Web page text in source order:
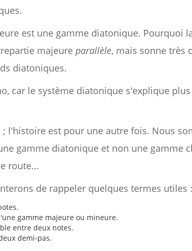
est une gamme diatonique. Pourquoi
majeureparallèle, mais sonne très
diatoniques.
car le système diatonique s'explique
l'histoire est pour une autre fois. Nous
gamme diatonique et non une gamme
route...
de rappeler quelques termes utiles :
gamme majeure ou mineure.
entre deux notes.
demi-pas.